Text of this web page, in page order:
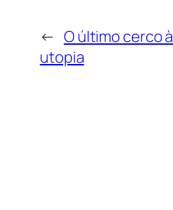
← O último cerco à
utopia